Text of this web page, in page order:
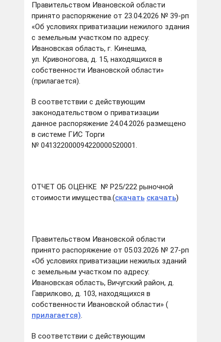
Правительством Ивановской области
принято распоряжение от 23.04.2026 № 39-рп
«Об условиях приватизации нежилого здания
с земельным участком по адресу:
Ивановская область, г. Кинешма,
ул. Кривоногова, д. 15, находящихся в
собственности Ивановской области»
(прилагается).
В соответствии с действующим
законодательством о приватизации
данное распоряжение 24.04.2026 размещено
в системе ГИС Торги
№ 041322000094220000520001.
ОТЧЕТ ОБ ОЦЕНКЕ № Р25/222 рыночной
стоимости имущества.(скачать скачать)
Правительством Ивановской области
принято распоряжение от 05.03.2026 № 27-рп
«Об условиях приватизации нежилых зданий
с земельным участком по адресу:
Ивановская область, Вичугский район, д.
Гаврилково, д. 103, находящихся в
собственности Ивановской области» (
прилагается).
В соответствии с действующим